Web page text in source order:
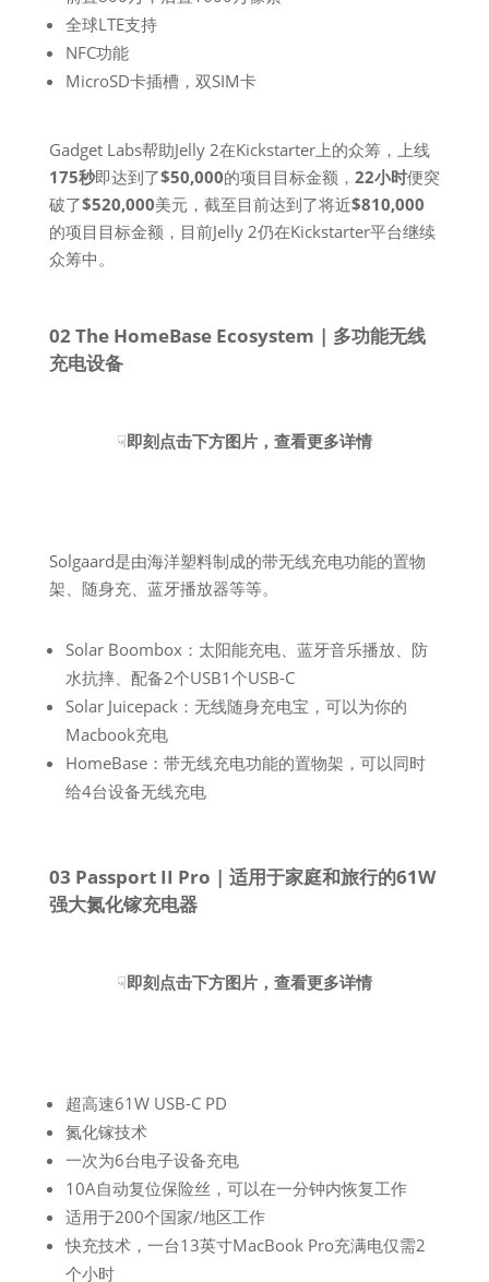
全球LTE支持
NFC功能
MicroSD卡插槽，双SIM卡
Gadget Labs帮助Jelly 2在Kickstarter上的众筹，上线
175秒即达到了$50,000的项目目标金额， 22小时便突
破了$520,000美元，截至目前达到了将近$810,000
的项目目标金额，目前Jelly 2仍在Kickstarter平台继续
众筹中。
02 The HomeBase Ecosystem | 多功能无线
充电设备
☟即刻点击下方图片，查看更多详情
Solgaard是由海洋塑料制成的带无线充电功能的置物
架、随身充、蓝牙播放器等等。
Solar Boombox：太阳能充电、蓝牙音乐播放、防
水抗摔、配备2个USB1个USB-C
Solar Juicepack：无线随身充电宝，可以为你的
Macbook充电
HomeBase：带无线充电功能的置物架，可以同时
给4台设备无线充电
03 Passport II Pro | 适用于家庭和旅行的61W
强大氮化镓充电器
☟即刻点击下方图片，查看更多详情
超高速61W USB-C PD
氮化镓技术
一次为6台电子设备充电
10A自动复位保险丝，可以在一分钟内恢复工作
适用于200个国家/地区工作
快充技术，一台13英寸MacBook Pro充满电仅需2
个小时